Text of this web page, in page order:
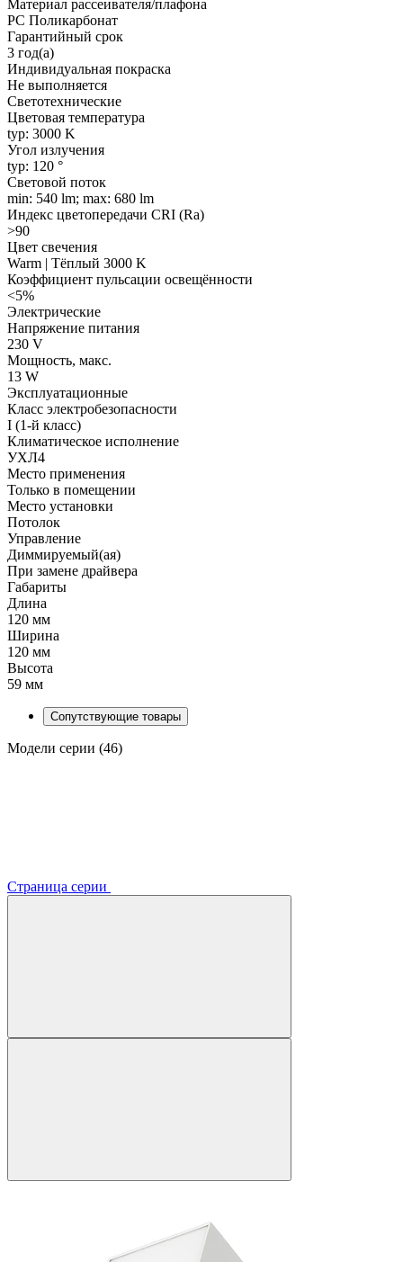
Материал рассеивателя/плафона
PC Поликарбонат
Гарантийный срок
3 год(а)
Индивидуальная покраска
Не выполняется
Светотехнические
Цветовая температура
typ: 3000 K
Угол излучения
typ: 120 °
Световой поток
min: 540 lm; max: 680 lm
Индекс цветопередачи CRI (Ra)
>90
Цвет свечения
Warm | Тёплый 3000 K
Коэффициент пульсации освещённости
<5%
Электрические
Напряжение питания
230 V
Мощность, макс.
13 W
Эксплуатационные
Класс электробезопасности
I (1-й класс)
Климатическое исполнение
УХЛ4
Место применения
Только в помещении
Место установки
Потолок
Управление
Диммируемый(ая)
При замене драйвера
Габариты
Длина
120 мм
Ширина
120 мм
Высота
59 мм
Сопутствующие товары
Модели серии (46)
Страница серии